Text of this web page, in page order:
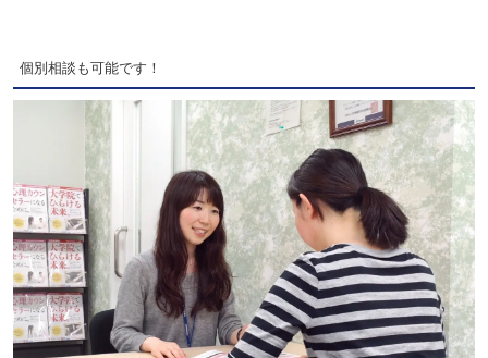
個別相談も可能です！